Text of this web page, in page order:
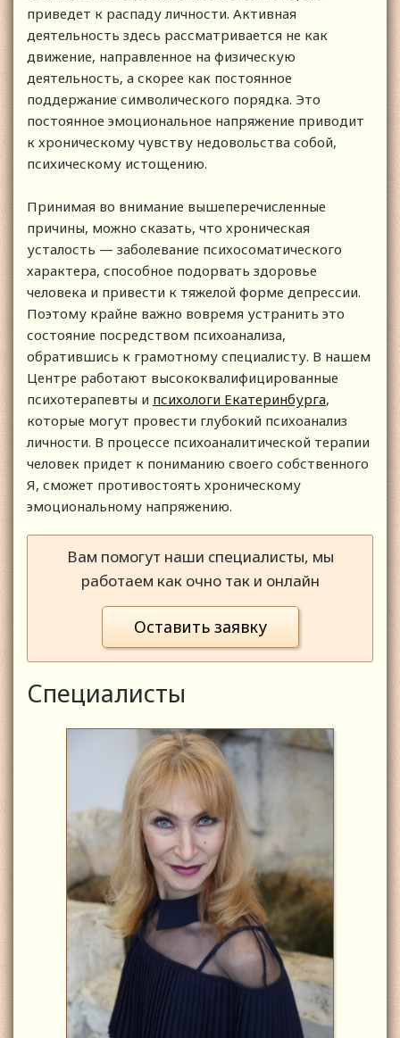
приведет к распаду личности. Активная
деятельность здесь рассматривается не как
движение, направленное на физическую
деятельность, а скорее как постоянное
поддержание символического порядка. Это
постоянное эмоциональное напряжение приводит
к хроническому чувству недовольства собой,
психическому истощению.
Принимая во внимание вышеперечисленные
причины, можно сказать, что хроническая
усталость — заболевание психосоматического
характера, способное подорвать здоровье
человека и привести к тяжелой форме депрессии.
Поэтому крайне важно вовремя устранить это
состояние посредством психоанализа,
обратившись к грамотному специалисту. В нашем
Центре работают высококвалифицированные
психотерапевты и психологи Екатеринбурга,
которые могут провести глубокий психоанализ
личности. В процессе психоаналитической терапии
человек придет к пониманию своего собственного
Я, сможет противостоять хроническому
эмоциональному напряжению.
Вам помогут наши специалисты, мы
работаем как очно так и онлайн
Оставить заявку
Специалисты